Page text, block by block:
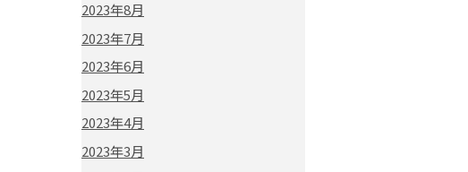
2023年8月
2023年7月
2023年6月
2023年5月
2023年4月
2023年3月